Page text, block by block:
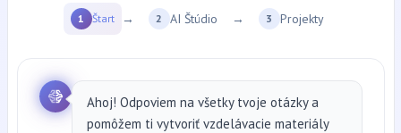
1 Štart → 2 AI Štúdio → 3 Projekty
Ahoj! Odpoviem na všetky tvoje otázky a
pomôžem ti vytvoriť vzdelávacie materiály